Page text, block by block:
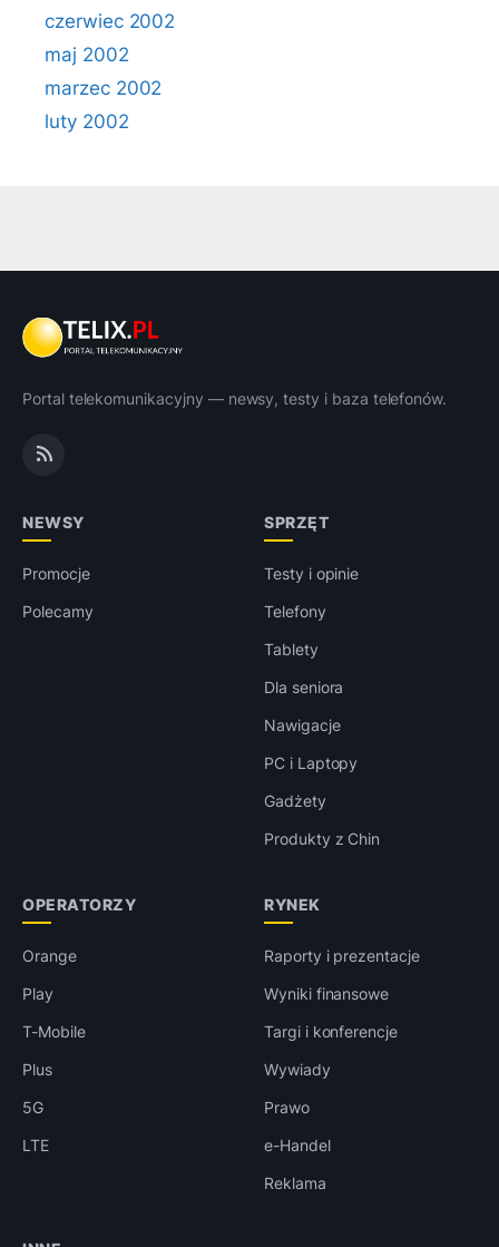
czerwiec 2002
maj 2002
marzec 2002
luty 2002
Portal telekomunikacyjny — newsy, testy i baza telefonów.
NEWSY
Promocje
Polecamy
SPRZĘT
Testy i opinie
Telefony
Tablety
Dla seniora
Nawigacje
PC i Laptopy
Gadżety
Produkty z Chin
OPERATORZY
Orange
Play
T-Mobile
Plus
5G
LTE
RYNEK
Raporty i prezentacje
Wyniki finansowe
Targi i konferencje
Wywiady
Prawo
e-Handel
Reklama